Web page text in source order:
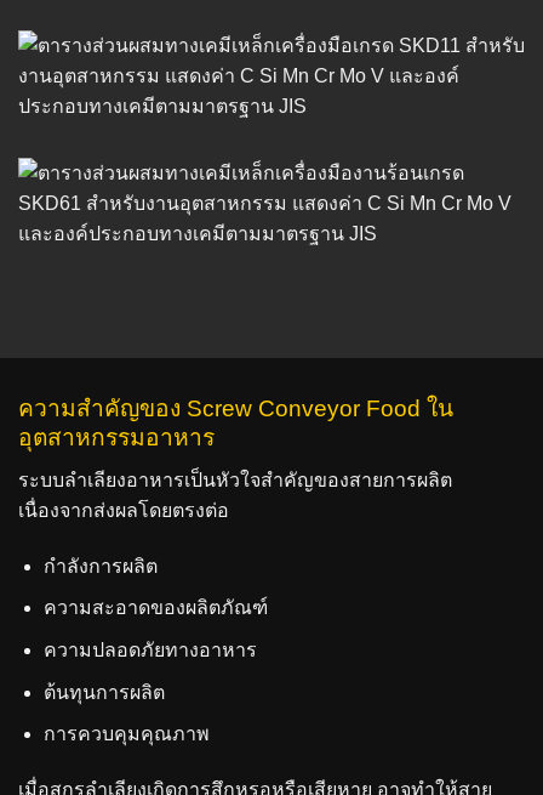
ความสำคัญของ Screw Conveyor Food ใน
อุตสาหกรรมอาหาร
ระบบลำเลียงอาหารเป็นหัวใจสำคัญของสายการผลิต
เนื่องจากส่งผลโดยตรงต่อ
กำลังการผลิต
ความสะอาดของผลิตภัณฑ์
ความปลอดภัยทางอาหาร
ต้นทุนการผลิต
การควบคุมคุณภาพ
เมื่อสกรูลำเลียงเกิดการสึกหรอหรือเสียหาย อาจทำให้สาย